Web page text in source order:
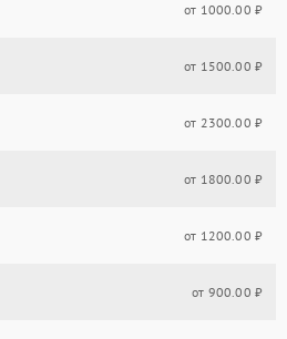
от 1000.00 ₽
от 1500.00 ₽
от 2300.00 ₽
от 1800.00 ₽
от 1200.00 ₽
от 900.00 ₽